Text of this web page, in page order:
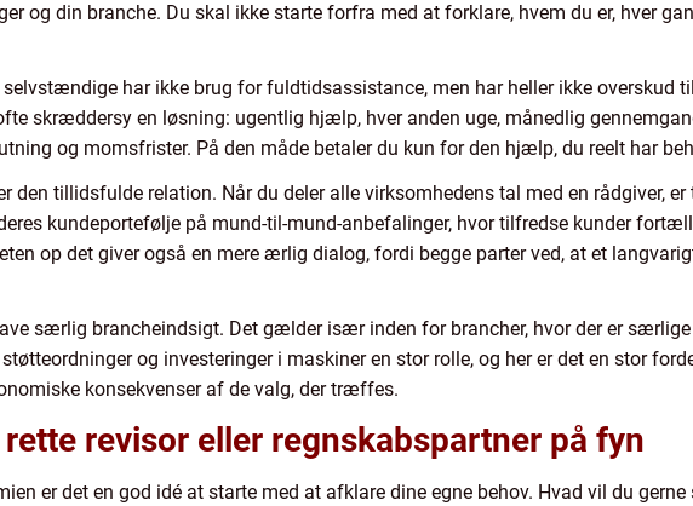
og din branche. Du skal ikke starte forfra med at forklare, hvem du er, hver
har ikke brug for fuldtidsassistance, men har heller ikke overskud
skræddersy en løsning: ugentlig hjælp, hver anden uge, månedlig
og momsfrister. På den måde betaler du kun for den hjælp, du reelt har
den tillidsfulde relation. Når du deler alle virksomhedens tal med en rådgiver,
kundeportefølje på mund-til-mund-anbefalinger, hvor tilfredse kunder
op det giver også en mere ærlig dialog, fordi begge parter ved, at et
særlig brancheindsigt. Det gælder især inden for brancher, hvor der er
og investeringer i maskiner en stor rolle, og her er det en stor
konsekvenser af de valg, der træffes.
revisor eller regnskabspartner på fyn
er det en god idé at starte med at afklare dine egne behov. Hvad vil du gerne